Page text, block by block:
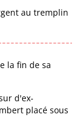
au tremplin
la fin de sa
d'ex-
placé sous